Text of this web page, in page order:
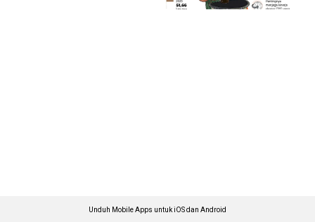
Unduh Mobile Apps untuk iOS dan Android